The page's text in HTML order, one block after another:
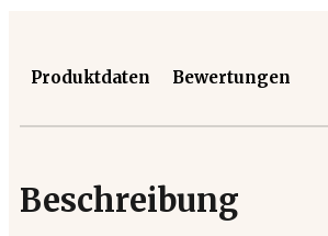
Produktdaten Bewertungen
Beschreibung